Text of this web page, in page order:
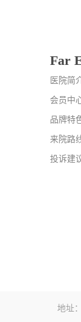
Far
医院简
会员中
品牌特
来院路
投诉建
地址